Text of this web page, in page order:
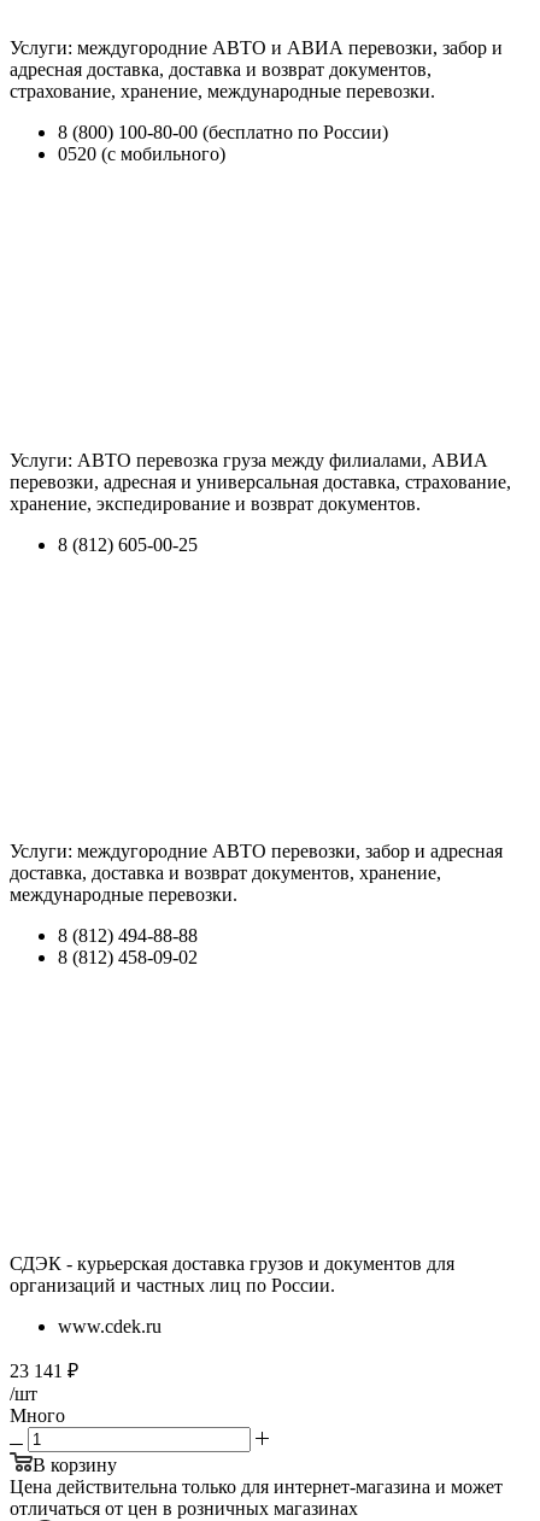
Услуги: междугородние АВТО и АВИА перевозки, забор и
адресная доставка, доставка и возврат документов,
страхование, хранение, международные перевозки.
8 (800) 100-80-00 (бесплатно по России)
0520 (с мобильного)
Услуги: АВТО перевозка груза между филиалами, АВИА
перевозки, адресная и универсальная доставка, страхование,
хранение, экспедирование и возврат документов.
8 (812) 605-00-25
Услуги: междугородние АВТО перевозки, забор и адресная
доставка, доставка и возврат документов, хранение,
международные перевозки.
8 (812) 494-88-88
8 (812) 458-09-02
СДЭК - курьерская доставка грузов и документов для
организаций и частных лиц по России.
www.cdek.ru
23 141 ₽
/шт
Много
В корзину
Цена действительна только для интернет-магазина и может
отличаться от цен в розничных магазинах